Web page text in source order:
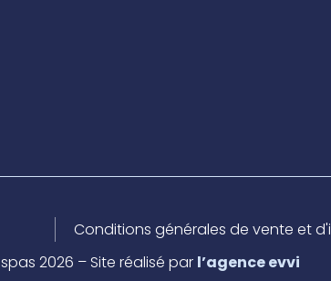
Conditions générales de vente et
2026 – Site réalisé par l’agence evvi